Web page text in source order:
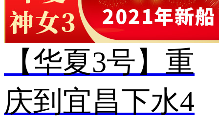
【华夏3号】重
庆到宜昌下水4